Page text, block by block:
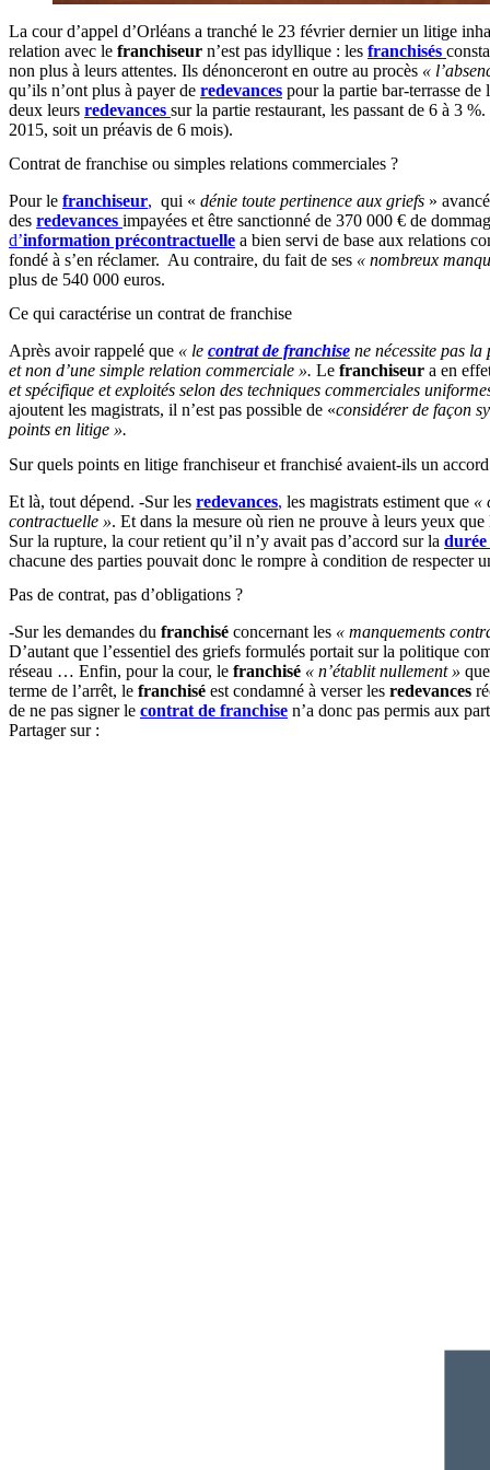
La cour d’appel d’Orléans a tranché le 23 février dernier un litige
relation avec le franchiseur n’est pas idyllique : les franchisés
non plus à leurs attentes. Ils dénonceront en outre au procès «
qu’ils n’ont plus à payer de redevances pour la partie bar-terrasse
deux leurs redevances sur la partie restaurant, les passant de 6 à 3
2015, soit un préavis de 6 mois).
Contrat de franchise ou simples relations commerciales ?
Pour le franchiseur, qui « dénie toute pertinence aux griefs »
des redevances impayées et être sanctionné de 370 000 € de
d’information précontractuelle a bien servi de base aux relations
fondé à s’en réclamer. Au contraire, du fait de ses « nombreux
plus de 540 000 euros.
Ce qui caractérise un contrat de franchise
Après avoir rappelé que « le contrat de franchise ne nécessite pas
et non d’une simple relation commerciale ». Le franchiseur a en
et spécifique et exploités selon des techniques commerciales
ajoutent les magistrats, il n’est pas possible de «considérer de façon
points en litige ».
Sur quels points en litige franchiseur et franchisé avaient-ils un
Et là, tout dépend. -Sur les redevances, les magistrats estiment que «
contractuelle ». Et dans la mesure où rien ne prouve à leurs yeux que
Sur la rupture, la cour retient qu’il n’y avait pas d’accord sur la
chacune des parties pouvait donc le rompre à condition de respecter
Pas de contrat, pas d’obligations ?
-Sur les demandes du franchisé concernant les « manquements
D’autant que l’essentiel des griefs formulés portait sur la politique
réseau … Enfin, pour la cour, le franchisé « n’établit nullement »
terme de l’arrêt, le franchisé est condamné à verser les redevances
de ne pas signer le contrat de franchise n’a donc pas permis aux
Partager sur :